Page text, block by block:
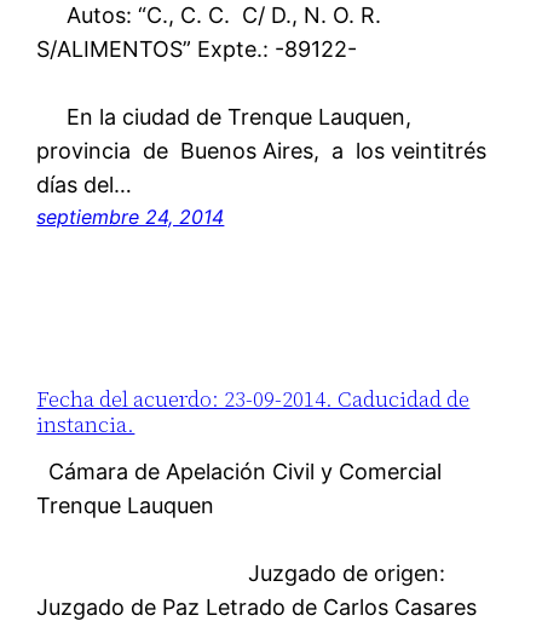
Autos: “C., C. C. C/ D., N. O. R.
S/ALIMENTOS” Expte.: -89122-
En la ciudad de Trenque Lauquen,
provincia de Buenos Aires, a los veintitrés
días del…
septiembre 24, 2014
Fecha del acuerdo: 23-09-2014. Caducidad de
instancia.
Cámara de Apelación Civil y Comercial
Trenque Lauquen
Juzgado de origen:
Juzgado de Paz Letrado de Carlos Casares